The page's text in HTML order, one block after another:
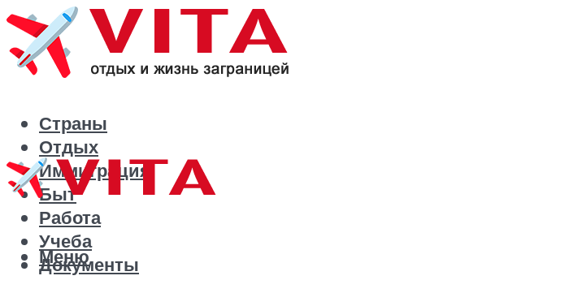
Страны
Отдых
Иммиграция
Быт
Работа
Учеба
Документы
Меню